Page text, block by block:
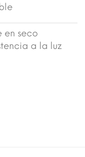
en seco
a la luz